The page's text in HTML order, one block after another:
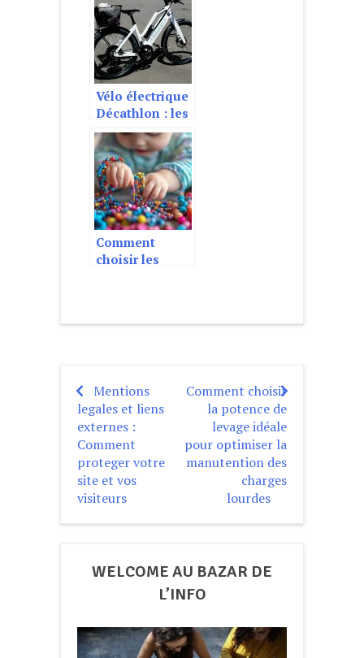
Vélo électrique
Décathlon : les
soucies au
niveau de
l’assistance
électrique
Comment
choisir les
Navigation
de
l’article
Mentions
legales et liens
externes :
Comment
proteger votre
site et vos
visiteurs
Comment choisir
la potence de
levage idéale
pour optimiser la
manutention des
charges
lourdes
WELCOME AU BAZAR DE
L’INFO